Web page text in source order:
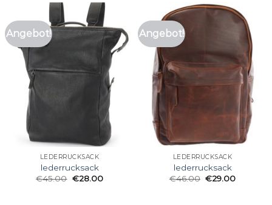
Angebot!
LEDERRUCKSACK
lederrucksack
€45.00 €28.00
Angebot!
LEDERRUCKSACK
lederrucksack
€46.00 €29.00